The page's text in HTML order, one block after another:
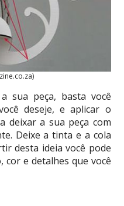
sua peça, basta você
deseje, e aplicar o
deixar a sua peça com
Deixe a tinta e a cola
desta ideia você pode
e detalhes que você